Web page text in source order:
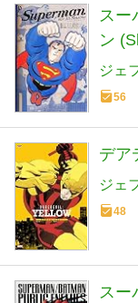
スー
ン
ジェ
56
デア
ジェ
48
スー